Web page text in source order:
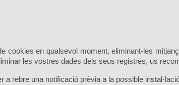
cookies en qualsevol moment, eliminant-les
les vostres dades dels seus registres, us
a rebre una notificació prèvia a la possible